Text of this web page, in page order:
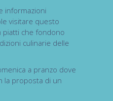
informazioni
visitare questo
piatti che fondono
culinarie delle
a pranzo dove
la proposta di un